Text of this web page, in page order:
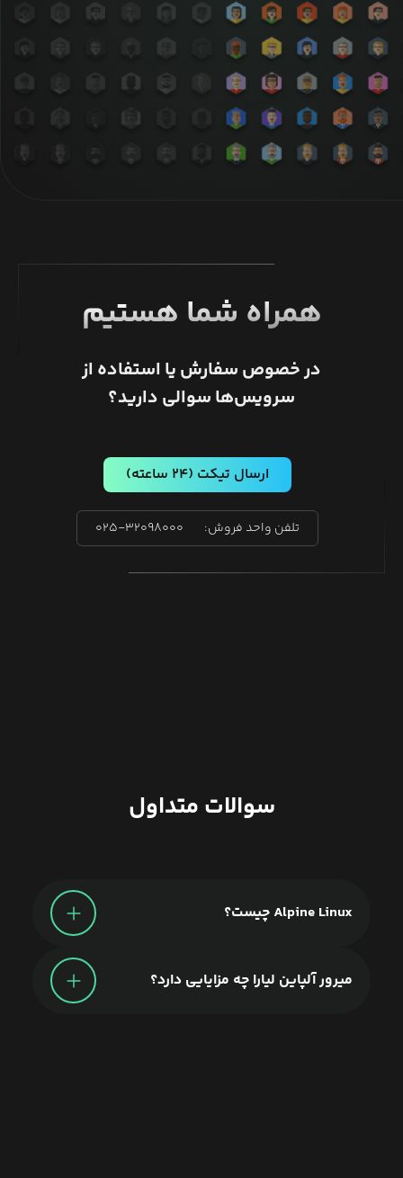
همراه شما هستیم
در خصوص سفارش یا استفاده از
سرویس‌ها سوالی دارید؟
ارسال تیکت (۲۴ ساعته)
تلفن واحد فروش: ۰۲۵-۳۲۰۹۸۰۰۰
سوالات متداول
Alpine Linux چیست؟
میرور آلپاین لیارا چه مزایایی دارد؟